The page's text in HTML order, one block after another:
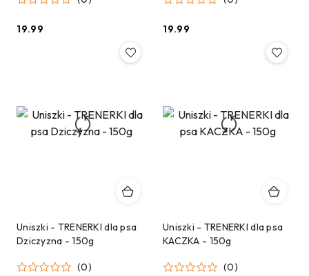
Cena:
19.99
Cena:
19.99
Uniszki - TRENERKI dla psa
Dziczyzna - 150g
(0)
Uniszki - TRENERKI dla psa
KACZKA - 150g
(0)